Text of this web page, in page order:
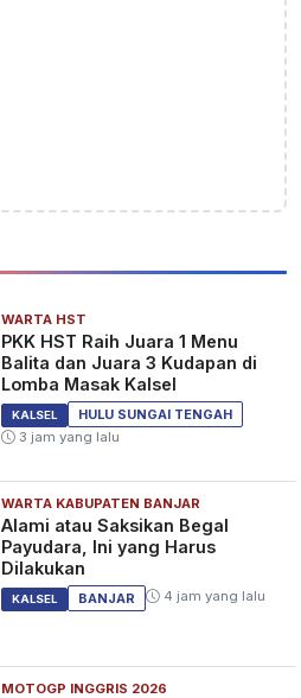
WARTA HST
PKK HST Raih Juara 1 Menu
Balita dan Juara 3 Kudapan di
Lomba Masak Kalsel
KALSEL
HULU SUNGAI TENGAH
3 jam yang lalu
WARTA KABUPATEN BANJAR
Alami atau Saksikan Begal
Payudara, Ini yang Harus
Dilakukan
KALSEL BANJAR 4 jam yang lalu
MOTOGP INGGRIS 2026